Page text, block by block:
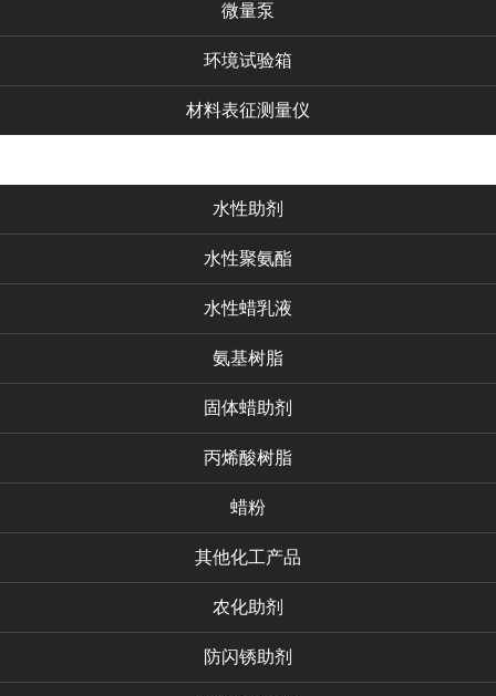
微量泵
环境试验箱
材料表征测量仪
水性助剂
水性聚氨酯
水性蜡乳液
氨基树脂
固体蜡助剂
丙烯酸树脂
蜡粉
其他化工产品
农化助剂
防闪锈助剂